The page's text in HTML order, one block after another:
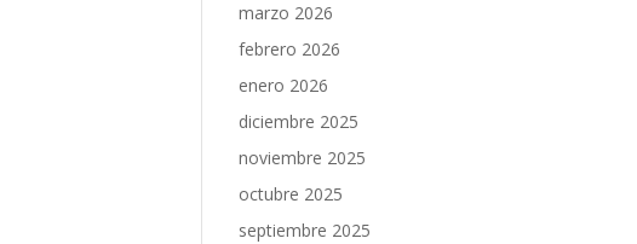
marzo 2026
febrero 2026
enero 2026
diciembre 2025
noviembre 2025
octubre 2025
septiembre 2025